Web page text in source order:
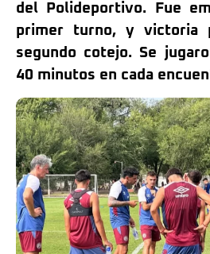
del Polideportivo. Fue
primer turno, y
segundo cotejo. Se
40 minutos en cada